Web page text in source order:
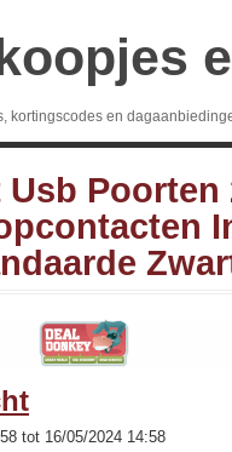
kortingscodes en
Poorten
tot 16/05/2024 14:58